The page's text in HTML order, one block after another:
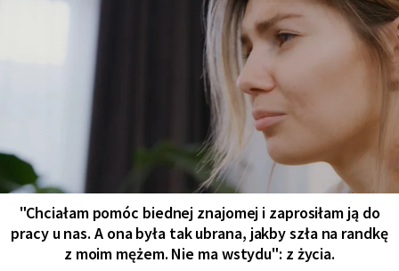
"Chciałam pomóc biednej znajomej i zaprosiłam ją do
pracy u nas. A ona była tak ubrana, jakby szła na randkę
z moim mężem. Nie ma wstydu": z życia.